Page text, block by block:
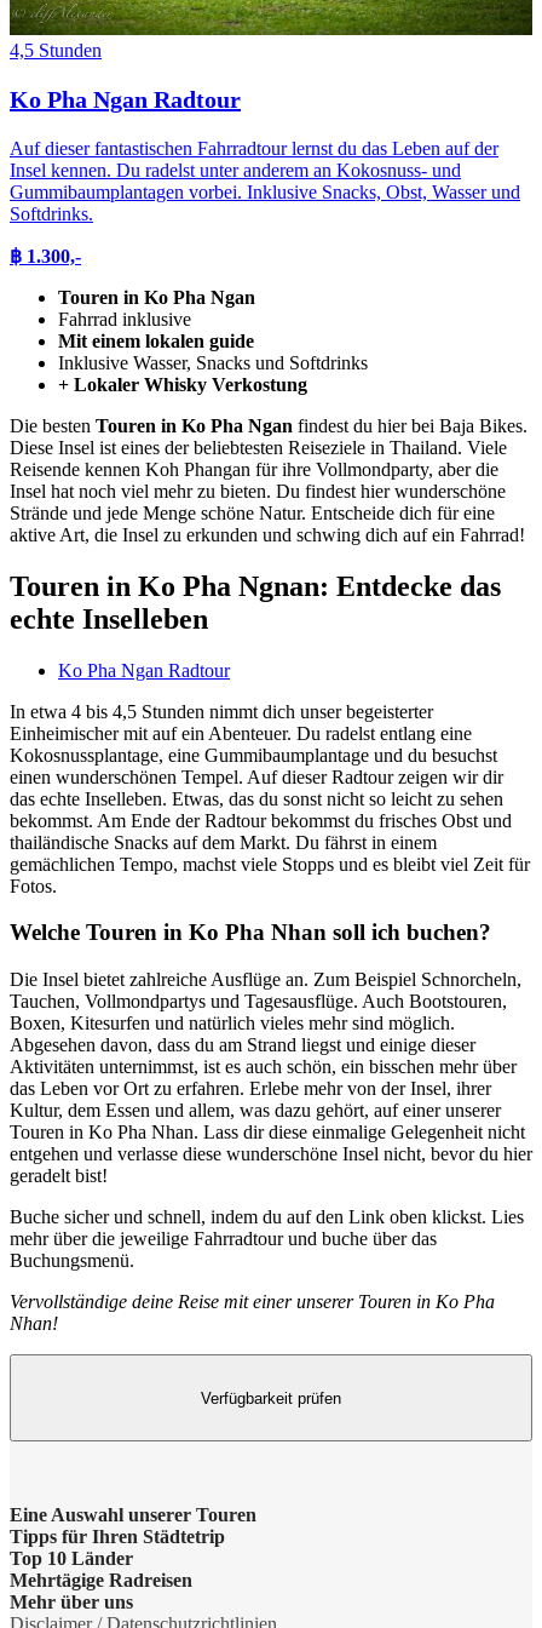
4,5 Stunden
Ko Pha Ngan Radtour
Auf dieser fantastischen Fahrradtour lernst du das Leben auf der
Insel kennen. Du radelst unter anderem an Kokosnuss- und
Gummibaumplantagen vorbei. Inklusive Snacks, Obst, Wasser und
Softdrinks.
฿ 1.300,-
Touren in Ko Pha Ngan
Fahrrad inklusive
Mit einem lokalen guide
Inklusive Wasser, Snacks und Softdrinks
+ Lokaler Whisky Verkostung
Die besten Touren in Ko Pha Ngan findest du hier bei Baja Bikes.
Diese Insel ist eines der beliebtesten Reiseziele in Thailand. Viele
Reisende kennen Koh Phangan für ihre Vollmondparty, aber die
Insel hat noch viel mehr zu bieten. Du findest hier wunderschöne
Strände und jede Menge schöne Natur. Entscheide dich füreine
aktive Art, die Insel zu erkunden und schwing dich auf ein Fahrrad!
Touren in Ko Pha Ngnan: Entdecke das
echte Inselleben
Ko Pha Ngan Radtour
In etwa 4 bis 4,5 Stunden nimmt dich unser begeisterter
Einheimischer mit auf ein Abenteuer. Du radelst entlang eine
Kokosnussplantage, eine Gummibaumplantage und du besuchst
einen wunderschönen Tempel. Auf dieser Radtour zeigen wir dir
das echte Inselleben. Etwas, das du sonst nicht so leicht zu sehen
bekommst. Am Ende der Radtour bekommst du frisches Obst und
thailändische Snacks auf dem Markt. Du fährst in einem
gemächlichen Tempo, machst viele Stopps und es bleibt viel Zeit für
Fotos.
Welche Touren in Ko Pha Nhan soll ich buchen?
Die Insel bietet zahlreiche Ausflüge an. Zum Beispiel Schnorcheln,
Tauchen, Vollmondpartys und Tagesausflüge. Auch Bootstouren,
Boxen, Kitesurfen und natürlich vieles mehr sind möglich.
Abgesehen davon, dass du am Strand liegst und einige dieser
Aktivitäten unternimmst, ist es auch schön, ein bisschen mehr über
das Leben vor Ort zu erfahren. Erlebe mehr von der Insel, ihrer
Kultur, dem Essen und allem, was dazu gehört, auf einer unserer
Touren in Ko Pha Nhan. Lass dir diese einmalige Gelegenheit nicht
entgehen und verlasse diese wunderschöne Insel nicht, bevor du hier
geradelt bist!
Buche sicher und schnell, indem du auf den Link oben klickst. Lies
mehr über die jeweilige Fahrradtour und buche über das
Buchungsmenü.
Vervollständige deine Reise mit einer unserer Touren in Ko Pha
Nhan!
Verfügbarkeit prüfen
Eine Auswahl unserer Touren
Barcelona Highlights Tour
Berlin Highlights Tour
Tipps für Ihren Städtetrip
Strände bei Athen
Barcelonas Stadtteile
Top 10 Länder
Niederlande
Mehrtägige Radreisen
Radreise Niederlande
Mehr über uns